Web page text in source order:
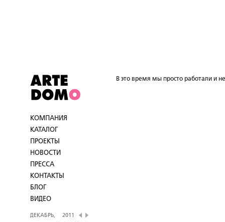
КОМПАНИЯ
КАТАЛОГ
ПРОЕКТЫ
НОВОСТИ
ПРЕССА
КОНТАКТЫ
БЛОГ
ВИДЕО
ДЕКАБРЬ,
2011
В это время мы просто работали и